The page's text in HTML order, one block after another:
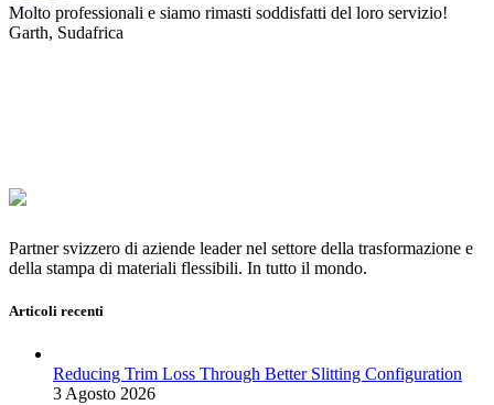
Molto professionali e siamo rimasti soddisfatti del loro servizio!
Garth, Sudafrica
Partner svizzero di aziende leader nel settore della trasformazione e
della stampa di materiali flessibili. In tutto il mondo.
Articoli recenti
Reducing Trim Loss Through Better Slitting Configuration
3 Agosto 2026